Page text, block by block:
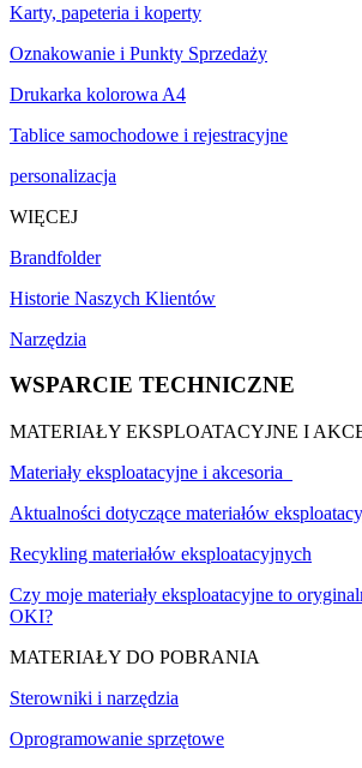
Karty, papeteria i koperty
Oznakowanie i Punkty Sprzedaży
Drukarka kolorowa A4
Tablice samochodowe i rejestracyjne
personalizacja
WIĘCEJ
Brandfolder
Historie Naszych Klientów
Narzędzia
WSPARCIE TECHNICZNE
MATERIAŁY EKSPLOATACYJNE I
Materiały eksploatacyjne i akcesoria
Aktualności dotyczące materiałów
Recykling materiałów eksploatacyjnych
Czy moje materiały eksploatacyjne to
OKI?
MATERIAŁY DO POBRANIA
Sterowniki i narzędzia
Oprogramowanie sprzętowe